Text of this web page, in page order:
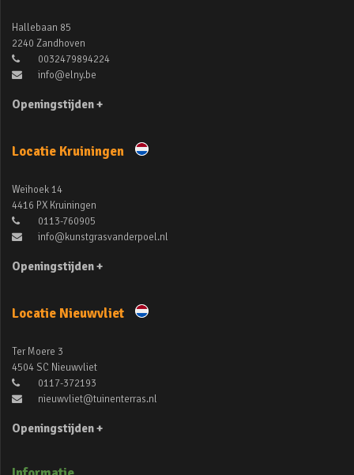
Hallebaan 85
2240 Zandhoven
0032479894224
info@elny.be
Openingstijden +
Locatie Kruiningen
Weihoek 14
4416 PX Kruiningen
0113-760905
info@kunstgrasvanderpoel.nl
Openingstijden +
Locatie Nieuwvliet
Ter Moere 3
4504 SC Nieuwvliet
0117-372193
nieuwvliet@tuinenterras.nl
Openingstijden +